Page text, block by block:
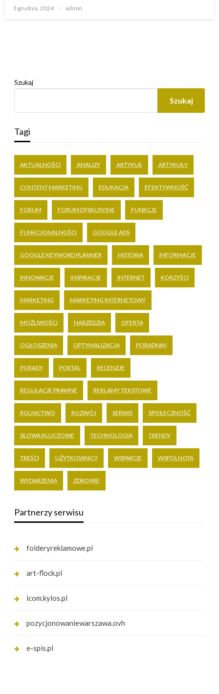
Opublikowane
3 grudnia, 2024 admin
Szukaj
Szukaj
Tagi
AKTUALNOŚCI ANALIZY ARTYKUŁ ARTYKUŁY
CONTENT MARKETING EDUKACJA EFEKTYWNOŚĆ
FORUM FORUM DYSKUSYJNE FUNKCJE
FUNKCJONALNOŚCI GOOGLE ADS
GOOGLE KEYWORD PLANNER HISTORIA INFORMACJE
INNOWACJE INSPIRACJE INTERNET KORZYŚCI
MARKETING MARKETING INTERNETOWY
MOŻLIWOŚCI NARZĘDZIA OFERTA
OGŁOSZENIA OPTYMALIZACJA PORADNIKI
PORADY PORTAL RECENZJE
REGULACJE PRAWNE REKLAMY TEKSTOWE
ROLNICTWO ROZWÓJ SERWIS SPOŁECZNOŚĆ
SŁOWA KLUCZOWE TECHNOLOGIA TRENDY
TREŚCI UŻYTKOWNICY WSPARCIE WSPÓLNOTA
WYDARZENIA ZDROWIE
Partnerzy serwisu
folderyreklamowe.pl
art-flock.pl
icom.kylos.pl
pozycjonowaniewarszawa.ovh
e-spis.pl